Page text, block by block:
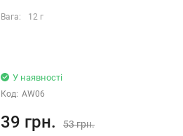
Вага: 12 г
У наявності
Код: AW06
39 грн. 53 грн.